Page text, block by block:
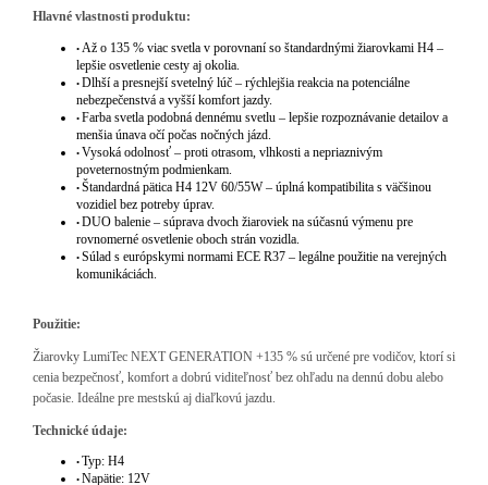
Hlavné vlastnosti produktu:
• Až o 135 % viac svetla v porovnaní so štandardnými žiarovkami H4 –
lepšie osvetlenie cesty aj okolia.
• Dlhší a presnejší svetelný lúč – rýchlejšia reakcia na potenciálne
nebezpečenstvá a vyšší komfort jazdy.
• Farba svetla podobná dennému svetlu – lepšie rozpoznávanie detailov a
menšia únava očí počas nočných jázd.
• Vysoká odolnosť – proti otrasom, vlhkosti a nepriaznivým
poveternostným podmienkam.
• Štandardná pätica H4 12V 60/55W – úplná kompatibilita s väčšinou
vozidiel bez potreby úprav.
• DUO balenie – súprava dvoch žiaroviek na súčasnú výmenu pre
rovnomerné osvetlenie oboch strán vozidla.
• Súlad s európskymi normami ECE R37 – legálne použitie na verejných
komunikáciách.
Použitie:
Žiarovky LumiTec NEXT GENERATION +135 % sú určené pre vodičov, ktorí si
cenia bezpečnosť, komfort a dobrú viditeľnosť bez ohľadu na dennú dobu alebo
počasie. Ideálne pre mestskú aj diaľkovú jazdu.
Technické údaje:
• Typ: H4
• Napätie: 12V